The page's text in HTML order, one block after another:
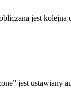
jest kolejna
jest ustawiany